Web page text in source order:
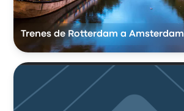
Trenes de Rotterdam a Amsterdam